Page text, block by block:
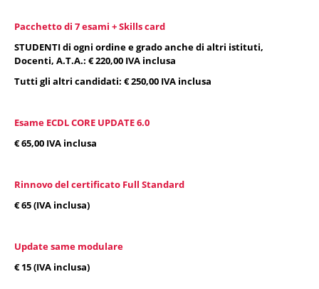
Pacchetto di 7 esami + Skills card
STUDENTI di ogni ordine e grado anche di altri istituti,
Docenti, A.T.A.: € 220,00 IVA inclusa
Tutti gli altri candidati: € 250,00 IVA inclusa
Esame ECDL CORE UPDATE 6.0
€ 65,00 IVA inclusa
Rinnovo del certificato Full Standard
€ 65 (IVA inclusa)
Update same modulare
€ 15 (IVA inclusa)